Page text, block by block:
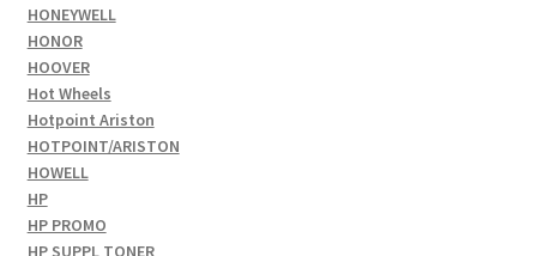
HONEYWELL
HONOR
HOOVER
Hot Wheels
Hotpoint Ariston
HOTPOINT/ARISTON
HOWELL
HP
HP PROMO
HP SUPPL TONER